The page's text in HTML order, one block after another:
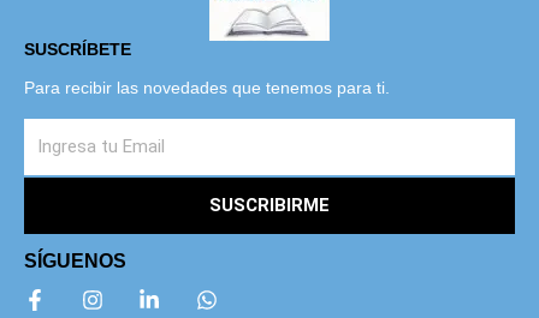
SUSCRÍBETE
Para recibir las novedades que tenemos para ti.
SUSCRIBIRME
SÍGUENOS